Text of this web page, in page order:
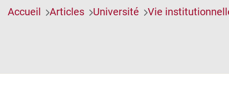
Accueil Articles Université Vie